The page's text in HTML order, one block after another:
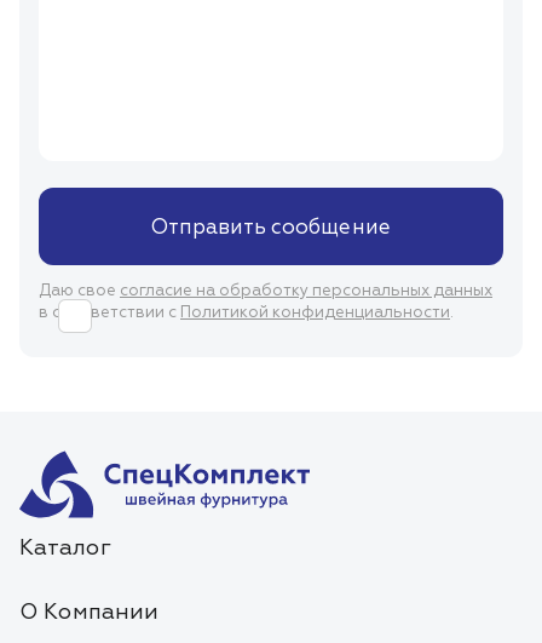
Отправить сообщение
Даю свое согласие на обработку персональных данных
в соответствии с Политикой конфиденциальности.
Каталог
О Компании